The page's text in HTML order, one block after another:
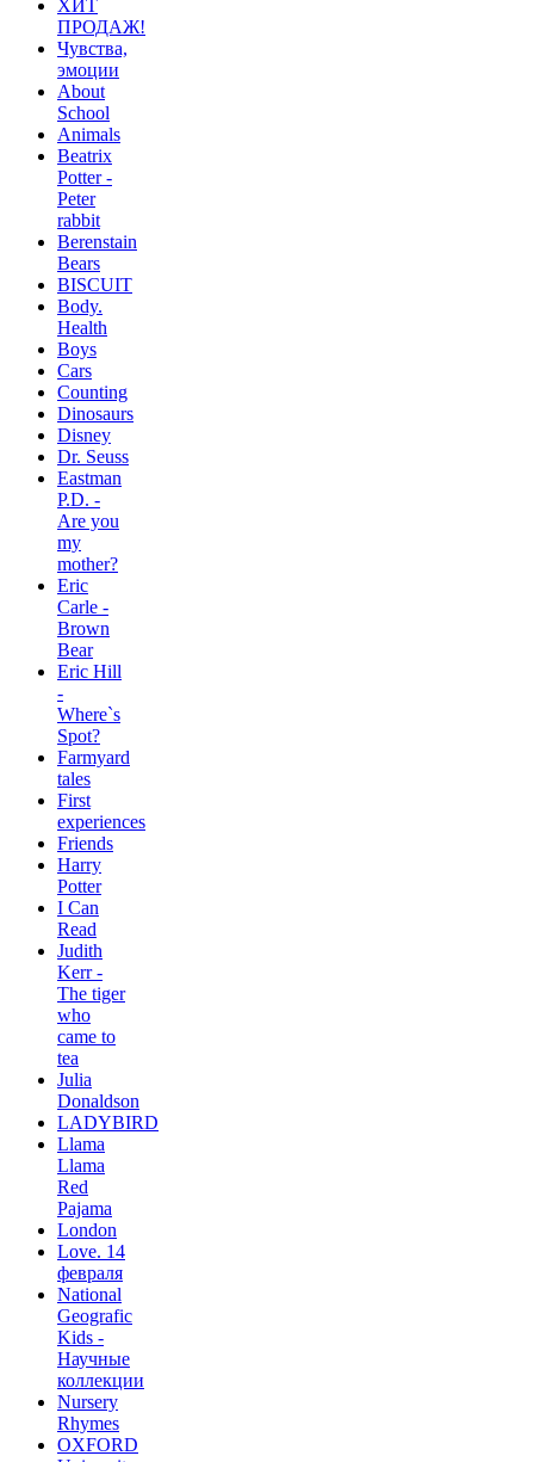
ХИТ
ПРОДАЖ!
Чувства,
эмоции
About
School
Animals
Beatrix
Potter -
Peter
rabbit
Berenstain
Bears
BISCUIT
Body.
Health
Boys
Cars
Counting
Dinosaurs
Disney
Dr. Seuss
Eastman
P.D. -
Are you
my
mother?
Eric
Carle -
Brown
Bear
Eric Hill
-
Where`s
Spot?
Farmyard
tales
First
experiences
Friends
Harry
Potter
I Can
Read
Judith
Kerr -
The tiger
who
came to
tea
Julia
Donaldson
LADYBIRD
Llama
Llama
Red
Pajama
London
Love. 14
февраля
National
Geografic
Kids -
Научные
коллекции
Nursery
Rhymes
OXFORD